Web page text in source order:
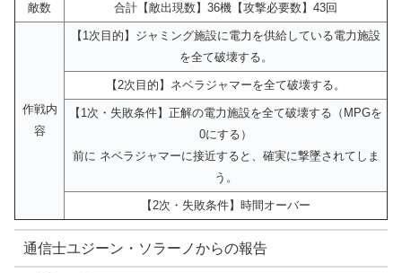
敵数 合計【敵出現数】36機【攻撃必要数】43回
作戦内
容
【1次目的】ジャミング施設に電力を供給している電力施設
を全て破壊する。
【2次目的】ネベラジャマーを全て破壊する。
【1次・失敗条件】正解の電力施設を全て破壊する（MPGを
0にする）
前に ネベラジャマーに接近すると、確実に撃墜されてしま
う。
【2次・失敗条件】時間オーバー
通信士ユジーン・ソラーノからの報告